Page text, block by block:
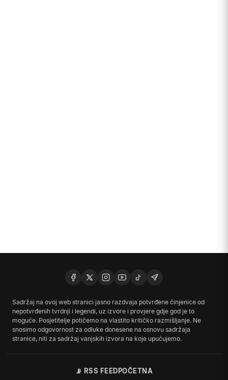
Sadržaj na ovoj web stranici jasno razdvaja potvrđene činjenice od
nepotvrđenih tvrdnji i legendi, uz izvore i provjere gdje god je to
moguće. Posjetitelje potičemo na vlastito kritičko razmišljanje. Ne
snosimo odgovornost za odluke donesene na osnovu sadržaja
stranice, niti za sadržaj vanjskih izvora na koje upućujemo.
📡 RSS FEEDPOČETNA